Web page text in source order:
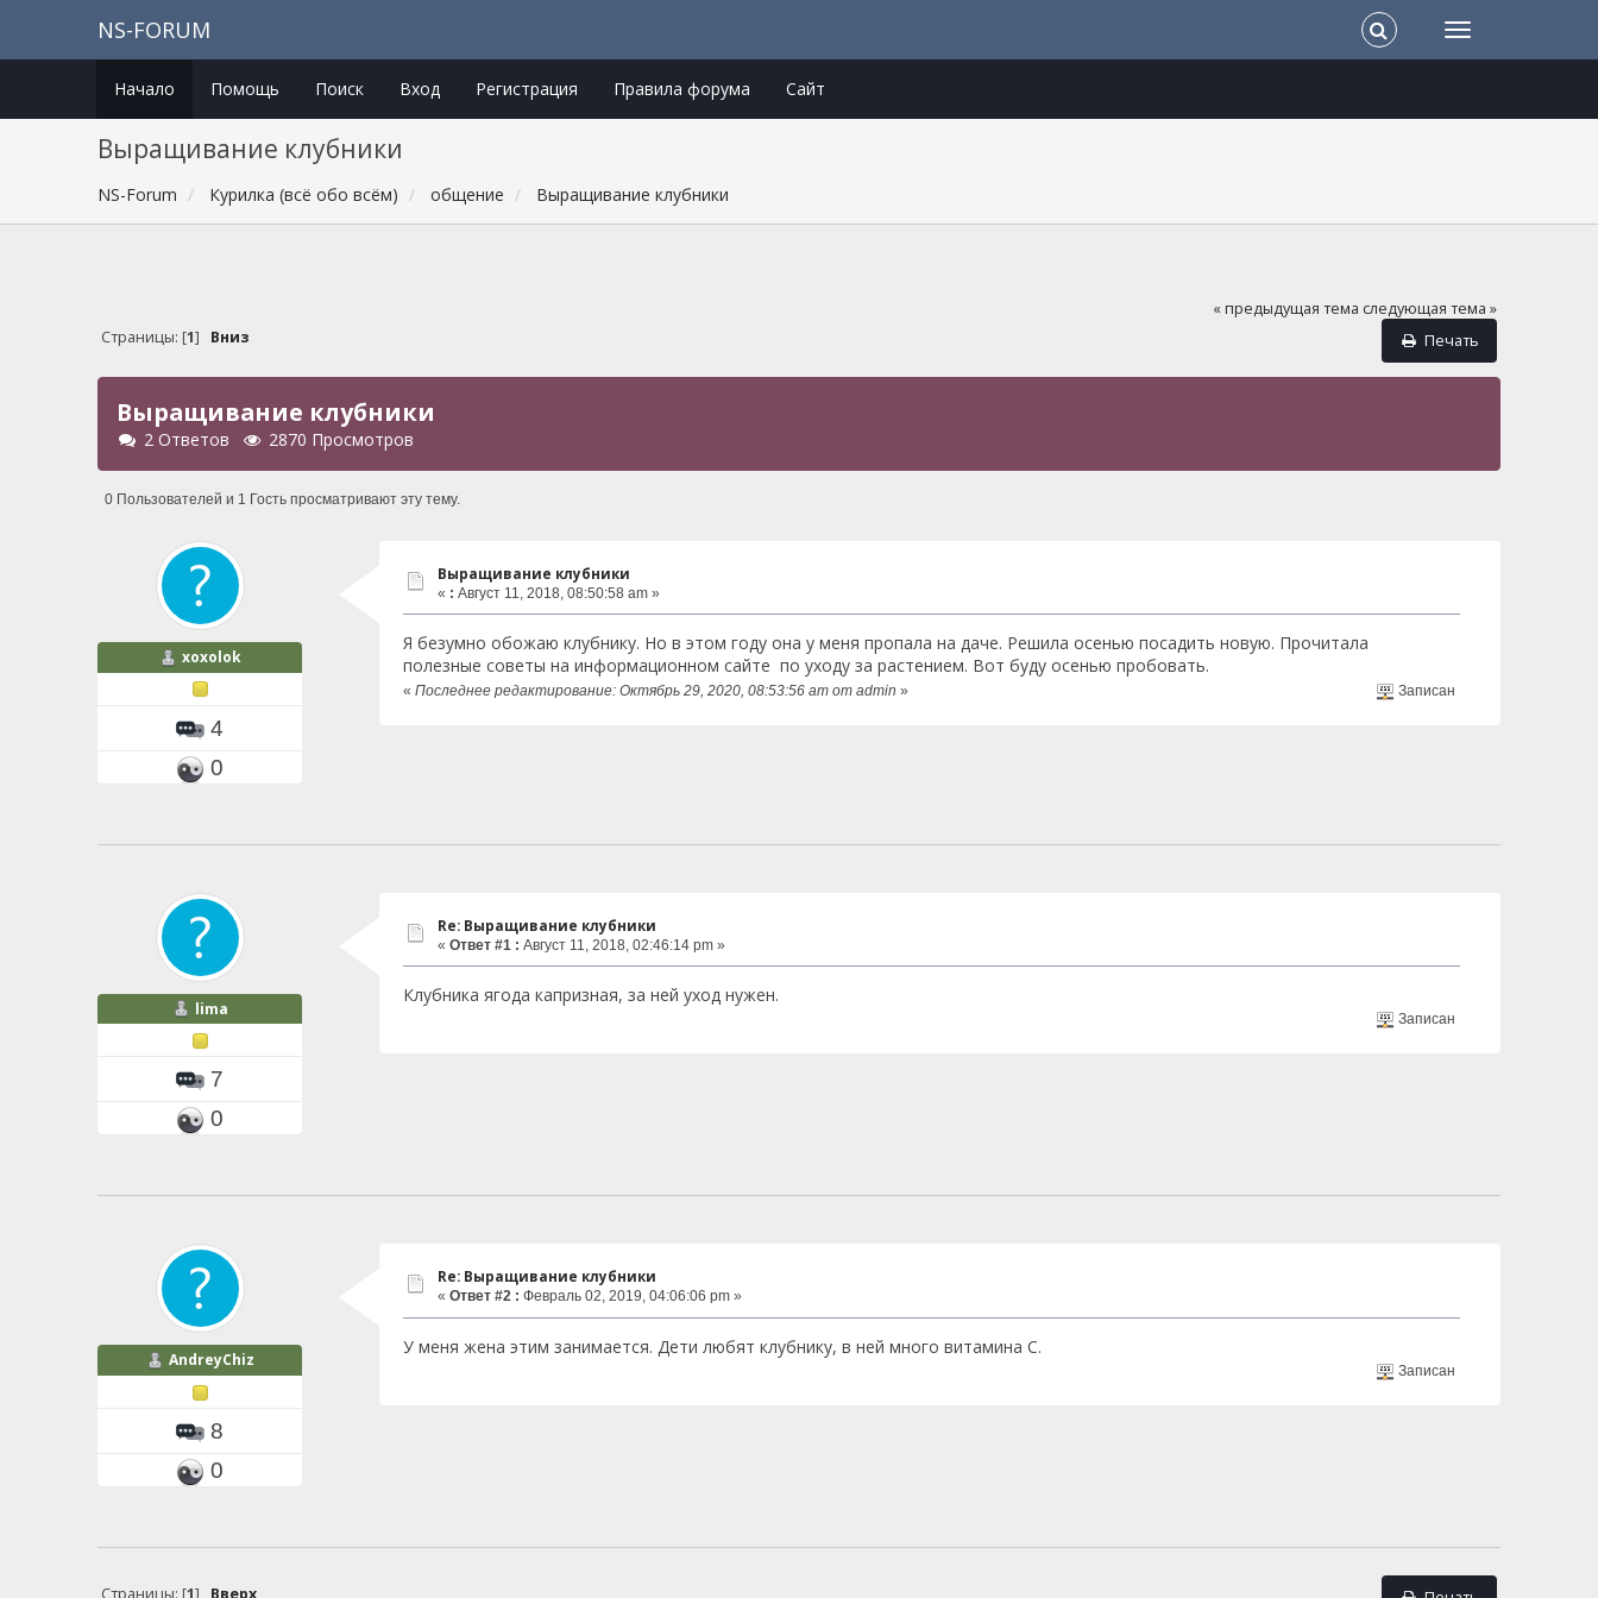
NS-FORUM
Начало Помощь Поиск Вход Регистрация Правила форума Сайт
Выращивание клубники
NS-Forum Курилка (всё обо всём) общение Выращивание клубники
« предыдущая тема следующая тема »
Печать
Страницы: [1] Вниз
Выращивание клубники
2 Ответов 2870 Просмотров
0 Пользователей и 1 Гость просматривают эту тему.
xoxolok
4
0
Выращивание клубники
« : Август 11, 2018, 08:50:58 am »
Я безумно обожаю клубнику. Но в этом году она у меня пропала на даче. Решила осенью посадить новую. Прочитала
полезные советы на информационном сайте по уходу за растением. Вот буду осенью пробовать.
« Последнее редактирование: Октябрь 29, 2020, 08:53:56 am от admin » Записан
lima
7
0
Re: Выращивание клубники
« Ответ #1 : Август 11, 2018, 02:46:14 pm »
Клубника ягода капризная, за ней уход нужен.
Записан
AndreyChiz
8
0
Re: Выращивание клубники
« Ответ #2 : Февраль 02, 2019, 04:06:06 pm »
У меня жена этим занимается. Дети любят клубнику, в ней много витамина С.
Записан